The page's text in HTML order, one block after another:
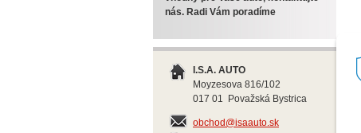
nás. Radi Vám poradíme
I.S.A. AUTO
Moyzesova 816/102
017 01 Považská Bystrica
obchod@isaauto.sk